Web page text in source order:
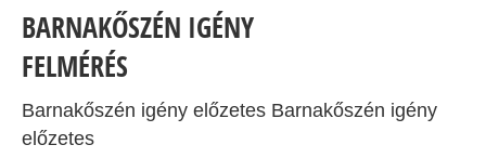
BARNAKŐSZÉN IGÉNY
FELMÉRÉS
Barnakőszén igény előzetes Barnakőszén igény
előzetes